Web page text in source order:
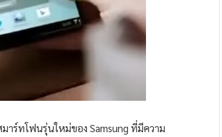
าร์ทโฟนรุ่นใหม่ของ Samsung ที่มีความ